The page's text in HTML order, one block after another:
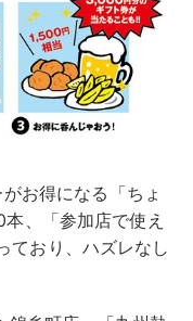
お得になる「ちょ
、「参加店で使え
ており、ハズレなし